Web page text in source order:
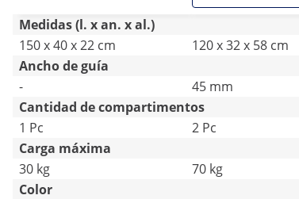
Medidas (l. x an. x al.)
150 x 40 x 22 cm
120 x 32 x 58 cm
Ancho de guía
-
45 mm
Cantidad de compartimentos
1 Pc
2 Pc
Carga máxima
30 kg
70 kg
Color